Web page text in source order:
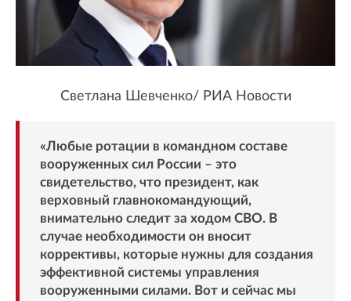
Светлана Шевченко/ РИА Новости
«Любые ротации в командном составе
вооруженных сил России – это
свидетельство, что президент, как
верховный главнокомандующий,
внимательно следит за ходом СВО. В
случае необходимости он вносит
коррективы, которые нужны для создания
эффективной системы управления
вооруженными силами. Вот и сейчас мы